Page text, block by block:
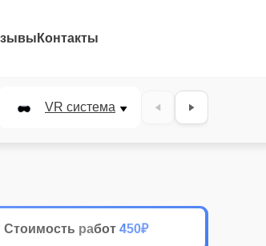
Контакты
VR система Наушники
Стоимость работ 450₽